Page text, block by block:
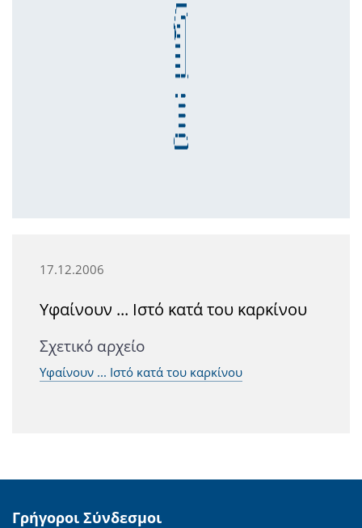
17.12.2006
Υφαίνουν ... Ιστό κατά του καρκίνου
Σχετικό αρχείο
Υφαίνουν ... Ιστό κατά του καρκίνου
Γρήγοροι Σύνδεσμοι